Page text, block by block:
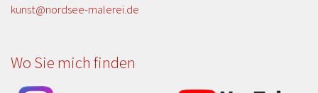
kunst@nordsee-malerei.de
Wo Sie mich finden